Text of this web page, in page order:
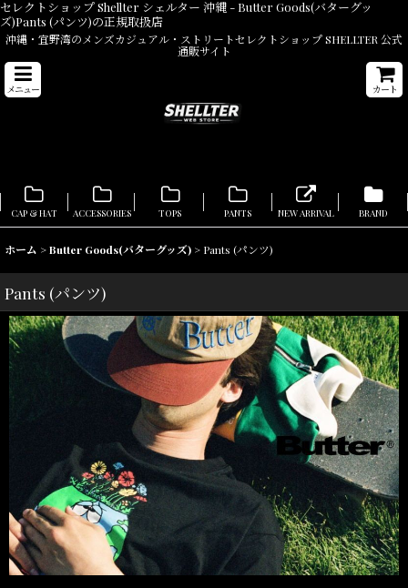
セレクトショップ Shellter シェルター 沖縄 - Butter Goods(バターグッ
ズ)Pants (パンツ)の正規取扱店
沖縄・宜野湾のメンズカジュアル・ストリートセレクトショップ SHELLTER 公式
通販サイト
メニュー カート
CAP & HAT ACCESSORIES TOPS PANTS NEW ARRIVAL BRAND
ホーム >Butter Goods(バターグッズ) > Pants (パンツ)
Pants (パンツ)